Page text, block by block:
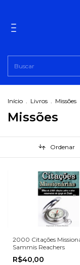
Início . Livros . Missões
Missões
Ordenar
2000 Citações
Sammis Reachers
R$40,00